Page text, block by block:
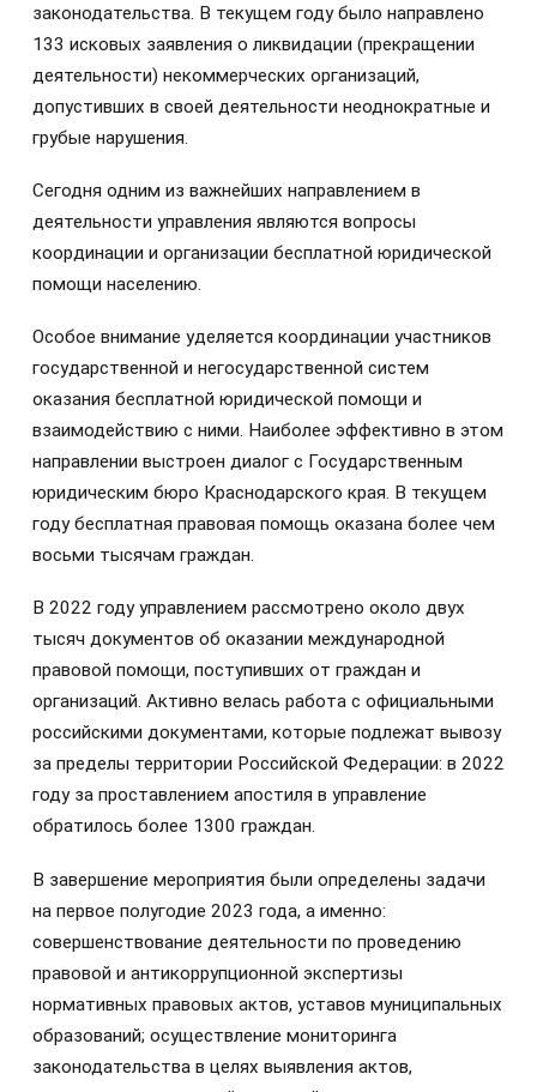
законодательства. В текущем году было направлено
133 исковых заявления о ликвидации (прекращении
деятельности) некоммерческих организаций,
допустивших в своей деятельности неоднократные и
грубые нарушения.
Сегодня одним из важнейших направлением в
деятельности управления являются вопросы
координации и организации бесплатной юридической
помощи населению.
Особое внимание уделяется координации участников
государственной и негосударственной систем
оказания бесплатной юридической помощи и
взаимодействию с ними. Наиболее эффективно в этом
направлении выстроен диалог с Государственным
юридическим бюро Краснодарского края. В текущем
году бесплатная правовая помощь оказана более чем
восьми тысячам граждан.
В 2022 году управлением рассмотрено около двух
тысяч документов об оказании международной
правовой помощи, поступивших от граждан и
организаций. Активно велась работа с официальными
российскими документами, которые подлежат вывозу
за пределы территории Российской Федерации: в 2022
году за проставлением апостиля в управление
обратилось более 1300 граждан.
В завершение мероприятия были определены задачи
на первое полугодие 2023 года, а именно:
совершенствование деятельности по проведению
правовой и антикоррупционной экспертизы
нормативных правовых актов, уставов муниципальных
образований; осуществление мониторинга
законодательства в целях выявления актов,